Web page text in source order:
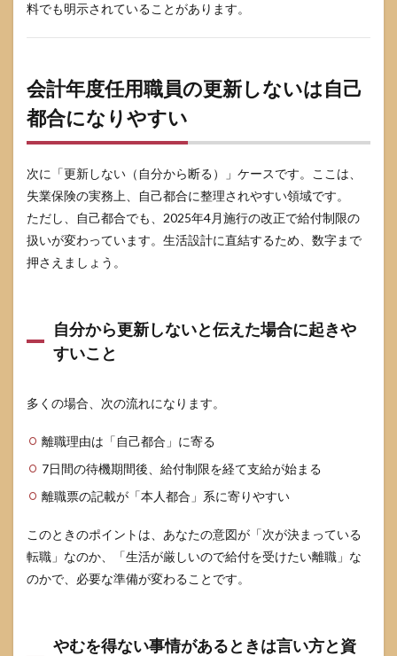
必ず
見る
べき
5.2
離職
票の
記載
うと
きに
べき
こと
6
任用
職員
がハ
ロー
クで
迷わ
ため
の手
順
6.1
資格
決定
まで
の基
プ
料でも明示されていることがあります。
会計年度任用職員の更新しないは自己
都合になりやすい
次に「更新しない（自分から断る）」ケースです。ここは、
失業保険の実務上、自己都合に整理されやすい領域です。
ただし、自己都合でも、2025年4月施行の改正で給付制限の
扱いが変わっています。生活設計に直結するため、数字まで
押さえましょう。
自分から更新しないと伝えた場合に起きや
すいこと
多くの場合、次の流れになります。
離職理由は「自己都合」に寄る
7日間の待機期間後、給付制限を経て支給が始まる
離職票の記載が「本人都合」系に寄りやすい
このときのポイントは、あなたの意図が「次が決まっている
転職」なのか、「生活が厳しいので給付を受けたい離職」な
のかで、必要な準備が変わることです。
やむを得ない事情があるときは言い方と資